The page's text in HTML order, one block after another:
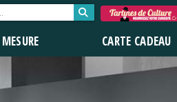
CARTE CADEAU